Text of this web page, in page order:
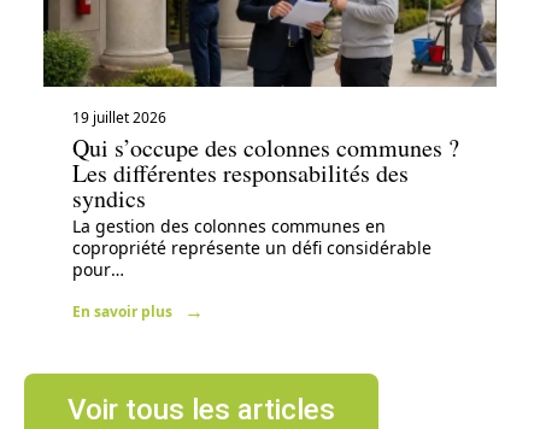
19 juillet 2026
Qui s’occupe des colonnes communes ?
Les différentes responsabilités des
syndics
La gestion des colonnes communes en
copropriété représente un défi considérable
pour…
En savoir plus
Voir tous les articles